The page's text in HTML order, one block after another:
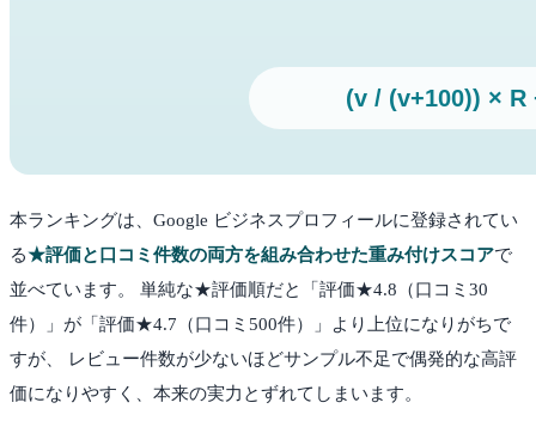
本ランキングは、Google ビジネスプロフィールに登録されてい
る★評価と口コミ件数の両方を組み合わせた重み付けスコアで
並べています。 単純な★評価順だと「評価★4.8（口コミ30
件）」が「評価★4.7（口コミ500件）」より上位になりがちで
すが、 レビュー件数が少ないほどサンプル不足で偶発的な高評
価になりやすく、本来の実力とずれてしまいます。